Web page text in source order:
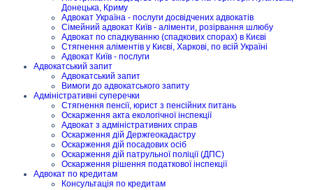
Донецька, Криму
Адвокат Україна - послуги досвідчених адвокатів
Сімейний адвокат Київ - аліменти, розірвання шлюбу
Адвокат по спадкуванню (спадкових спорах) в Києві
Стягнення аліментів у Києві, Харкові, по всій Україні
Адвокат Київ - послуги
Адвокатський запит
Адвокатський запит
Вимоги до адвокатського запиту
Адміністративні суперечки
Стягнення пенсії, юрист з пенсійних питань
Оскарження акта екологічної інспекції
Адвокат з адміністративних справ
Оскарження дій Держгеокадастру
Оскарження дій посадових осіб
Оскарження дій патрульної поліції (ДПС)
Оскарження рішення податкової інспекції
Адвокат по кредитам
Консультація по кредитам